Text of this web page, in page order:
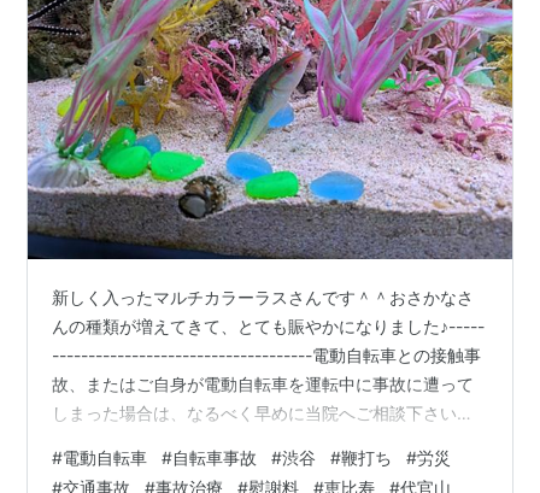
新しく入ったマルチカラーラスさんです＾＾おさかなさ
んの種類が増えてきて、とても賑やかになりました♪-----
------------------------------------電動自転車との接触事
故、またはご自身が電動自転車を運転中に事故に遭って
しまった場合は、なるべく早めに当院へご相談下さい。
手足のしびれ、頭痛などの症状が出てくるケースが非常
#電動自転車 #自転車事故 #渋谷 #鞭打ち #労災
#交通事故 #事故治療 #慰謝料 #恵比寿 #代官山